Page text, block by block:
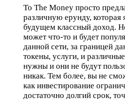
To The Money просто
различную ерунду, которая
будущем классный доход.
может что-то и будет
данной сети, за границей
токены, услуги, и
нужны и они не будут
никак. Тем более, вы не
как инвестирование
достаточно долгий срок,